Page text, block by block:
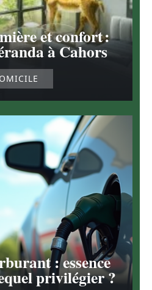
et confort :
à Cahors
: essence
privilégier ?